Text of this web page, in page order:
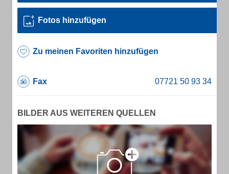
Fotos hinzufügen
Zu meinen Favoriten hinzufügen
Fax
BILDER AUS WEITEREN QUELLEN